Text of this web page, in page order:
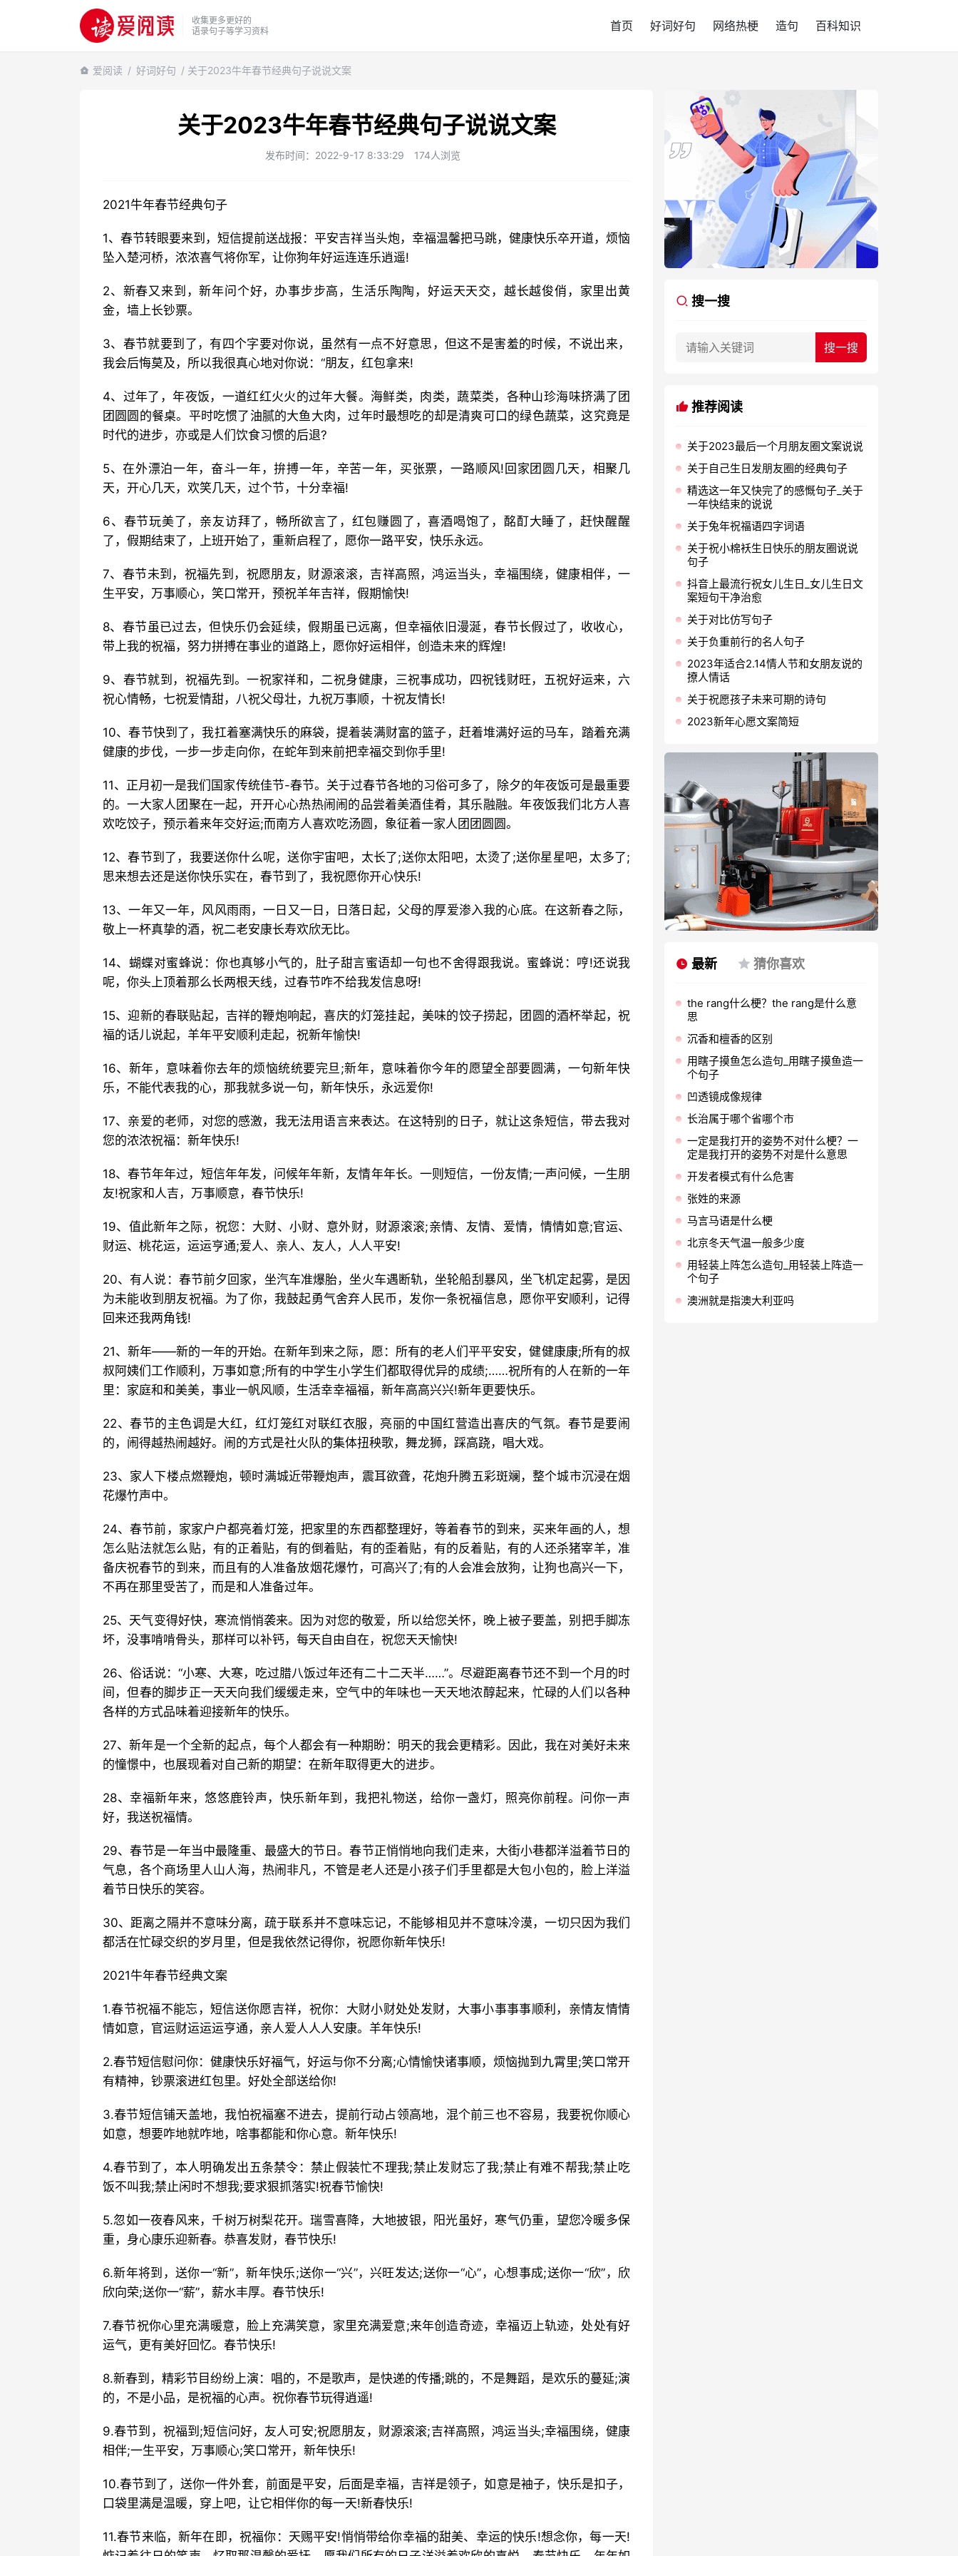
收集更多更好的
语录句子等学习资料
首页 好词好句 网络热梗 造句 百科知识
爱阅读 / 好词好句 / 关于2023牛年春节经典句子说说文案
关于2023牛年春节经典句子说说文案
发布时间：2022-9-17 8:33:29 174人浏览
2021牛年春节经典句子
1、春节转眼要来到，短信提前送战报：平安吉祥当头炮，幸福温馨把马跳，健康快乐卒开道，烦恼
坠入楚河桥，浓浓喜气将你军，让你狗年好运连连乐逍遥!
2、新春又来到，新年问个好，办事步步高，生活乐陶陶，好运天天交，越长越俊俏，家里出黄
金，墙上长钞票。
3、春节就要到了，有四个字要对你说，虽然有一点不好意思，但这不是害羞的时候，不说出来，
我会后悔莫及，所以我很真心地对你说：“朋友，红包拿来!
4、过年了，年夜饭，一道红红火火的过年大餐。海鲜类，肉类，蔬菜类，各种山珍海味挤满了团
团圆圆的餐桌。平时吃惯了油腻的大鱼大肉，过年时最想吃的却是清爽可口的绿色蔬菜，这究竟是
时代的进步，亦或是人们饮食习惯的后退?
5、在外漂泊一年，奋斗一年，拚搏一年，辛苦一年，买张票，一路顺风!回家团圆几天，相聚几
天，开心几天，欢笑几天，过个节，十分幸福!
6、春节玩美了，亲友访拜了，畅所欲言了，红包赚圆了，喜酒喝饱了，酩酊大睡了，赶快醒醒
了，假期结束了，上班开始了，重新启程了，愿你一路平安，快乐永远。
7、春节未到，祝福先到，祝愿朋友，财源滚滚，吉祥高照，鸿运当头，幸福围绕，健康相伴，一
生平安，万事顺心，笑口常开，预祝羊年吉祥，假期愉快!
8、春节虽已过去，但快乐仍会延续，假期虽已远离，但幸福依旧漫涎，春节长假过了，收收心，
带上我的祝福，努力拼搏在事业的道路上，愿你好运相伴，创造未来的辉煌!
9、春节就到，祝福先到。一祝家祥和，二祝身健康，三祝事成功，四祝钱财旺，五祝好运来，六
祝心情畅，七祝爱情甜，八祝父母壮，九祝万事顺，十祝友情长!
10、春节快到了，我扛着塞满快乐的麻袋，提着装满财富的篮子，赶着堆满好运的马车，踏着充满
健康的步伐，一步一步走向你，在蛇年到来前把幸福交到你手里!
11、正月初一是我们国家传统佳节-春节。关于过春节各地的习俗可多了，除夕的年夜饭可是最重要
的。一大家人团聚在一起，开开心心热热闹闹的品尝着美酒佳肴，其乐融融。年夜饭我们北方人喜
欢吃饺子，预示着来年交好运;而南方人喜欢吃汤圆，象征着一家人团团圆圆。
12、春节到了，我要送你什么呢，送你宇宙吧，太长了;送你太阳吧，太烫了;送你星星吧，太多了;
思来想去还是送你快乐实在，春节到了，我祝愿你开心快乐!
13、一年又一年，风风雨雨，一日又一日，日落日起，父母的厚爱渗入我的心底。在这新春之际，
敬上一杯真挚的酒，祝二老安康长寿欢欣无比。
14、蝴蝶对蜜蜂说：你也真够小气的，肚子甜言蜜语却一句也不舍得跟我说。蜜蜂说：哼!还说我
呢，你头上顶着那么长两根天线，过春节咋不给我发信息呀!
15、迎新的春联贴起，吉祥的鞭炮响起，喜庆的灯笼挂起，美味的饺子捞起，团圆的酒杯举起，祝
福的话儿说起，羊年平安顺利走起，祝新年愉快!
16、新年，意味着你去年的烦恼统统要完旦;新年，意味着你今年的愿望全部要圆满，一句新年快
乐，不能代表我的心，那我就多说一句，新年快乐，永远爱你!
17、亲爱的老师，对您的感激，我无法用语言来表达。在这特别的日子，就让这条短信，带去我对
您的浓浓祝福：新年快乐!
18、春节年年过，短信年年发，问候年年新，友情年年长。一则短信，一份友情;一声问候，一生朋
友!祝家和人吉，万事顺意，春节快乐!
19、值此新年之际，祝您：大财、小财、意外财，财源滚滚;亲情、友情、爱情，情情如意;官运、
财运、桃花运，运运亨通;爱人、亲人、友人，人人平安!
20、有人说：春节前夕回家，坐汽车准爆胎，坐火车遇断轨，坐轮船刮暴风，坐飞机定起雾，是因
为未能收到朋友祝福。为了你，我鼓起勇气舍弃人民币，发你一条祝福信息，愿你平安顺利，记得
回来还我两角钱!
21、新年——新的一年的开始。在新年到来之际，愿：所有的老人们平平安安，健健康康;所有的叔
叔阿姨们工作顺利，万事如意;所有的中学生小学生们都取得优异的成绩;……祝所有的人在新的一年
里：家庭和和美美，事业一帆风顺，生活幸幸福福，新年高高兴兴!新年更要快乐。
22、春节的主色调是大红，红灯笼红对联红衣服，亮丽的中国红营造出喜庆的气氛。春节是要闹
的，闹得越热闹越好。闹的方式是社火队的集体扭秧歌，舞龙狮，踩高跷，唱大戏。
23、家人下楼点燃鞭炮，顿时满城近带鞭炮声，震耳欲聋，花炮升腾五彩斑斓，整个城市沉浸在烟
花爆竹声中。
24、春节前，家家户户都亮着灯笼，把家里的东西都整理好，等着春节的到来，买来年画的人，想
怎么贴法就怎么贴，有的正着贴，有的倒着贴，有的歪着贴，有的反着贴，有的人还杀猪宰羊，准
备庆祝春节的到来，而且有的人准备放烟花爆竹，可高兴了;有的人会准会放狗，让狗也高兴一下，
不再在那里受苦了，而是和人准备过年。
25、天气变得好快，寒流悄悄袭来。因为对您的敬爱，所以给您关怀，晚上被子要盖，别把手脚冻
坏，没事啃啃骨头，那样可以补钙，每天自由自在，祝您天天愉快!
26、俗话说：“小寒、大寒，吃过腊八饭过年还有二十二天半……”。尽避距离春节还不到一个月的时
间，但春的脚步正一天天向我们缓缓走来，空气中的年味也一天天地浓醇起来，忙碌的人们以各种
各样的方式品味着迎接新年的快乐。
27、新年是一个全新的起点，每个人都会有一种期盼：明天的我会更精彩。因此，我在对美好未来
的憧憬中，也展现着对自己新的期望：在新年取得更大的进步。
28、幸福新年来，悠悠鹿铃声，快乐新年到，我把礼物送，给你一盏灯，照亮你前程。问你一声
好，我送祝福情。
29、春节是一年当中最隆重、最盛大的节日。春节正悄悄地向我们走来，大街小巷都洋溢着节日的
气息，各个商场里人山人海，热闹非凡，不管是老人还是小孩子们手里都是大包小包的，脸上洋溢
着节日快乐的笑容。
30、距离之隔并不意味分离，疏于联系并不意味忘记，不能够相见并不意味冷漠，一切只因为我们
都活在忙碌交织的岁月里，但是我依然记得你，祝愿你新年快乐!
2021牛年春节经典文案
1.春节祝福不能忘，短信送你愿吉祥，祝你：大财小财处处发财，大事小事事事顺利，亲情友情情
情如意，官运财运运运亨通，亲人爱人人人安康。羊年快乐!
2.春节短信慰问你：健康快乐好福气，好运与你不分离;心情愉快诸事顺，烦恼抛到九霄里;笑口常开
有精神，钞票滚进红包里。好处全部送给你!
3.春节短信铺天盖地，我怕祝福塞不进去，提前行动占领高地，混个前三也不容易，我要祝你顺心
如意，想要咋地就咋地，啥事都能和你心意。新年快乐!
4.春节到了，本人明确发出五条禁令：禁止假装忙不理我;禁止发财忘了我;禁止有难不帮我;禁止吃
饭不叫我;禁止闲时不想我;要求狠抓落实!祝春节愉快!
5.忽如一夜春风来，千树万树梨花开。瑞雪喜降，大地披银，阳光虽好，寒气仍重，望您冷暖多保
重，身心康乐迎新春。恭喜发财，春节快乐!
6.新年将到，送你一“新”，新年快乐;送你一“兴”，兴旺发达;送你一“心”，心想事成;送你一“欣”，欣
欣向荣;送你一“薪”，薪水丰厚。春节快乐!
7.春节祝你心里充满暖意，脸上充满笑意，家里充满爱意;来年创造奇迹，幸福迈上轨迹，处处有好
运气，更有美好回忆。春节快乐!
8.新春到，精彩节目纷纷上演：唱的，不是歌声，是快递的传播;跳的，不是舞蹈，是欢乐的蔓延;演
的，不是小品，是祝福的心声。祝你春节玩得逍遥!
9.春节到，祝福到;短信问好，友人可安;祝愿朋友，财源滚滚;吉祥高照，鸿运当头;幸福围绕，健康
相伴;一生平安，万事顺心;笑口常开，新年快乐!
10.春节到了，送你一件外套，前面是平安，后面是幸福，吉祥是领子，如意是袖子，快乐是扣子，
口袋里满是温暖，穿上吧，让它相伴你的每一天!新春快乐!
11.春节来临，新年在即，祝福你：天赐平安!悄悄带给你幸福的甜美、幸运的快乐!想念你，每一天!
搜一搜
推荐阅读
关于2023最后一个月朋友圈文案说说
关于自己生日发朋友圈的经典句子
精选这一年又快完了的感慨句子_关于
一年快结束的说说
关于兔年祝福语四字词语
关于祝小棉袄生日快乐的朋友圈说说
句子
抖音上最流行祝女儿生日_女儿生日文
案短句干净治愈
关于对比仿写句子
关于负重前行的名人句子
2023年适合2.14情人节和女朋友说的
撩人情话
关于祝愿孩子未来可期的诗句
2023新年心愿文案简短
最新 猜你喜欢
the rang什么梗？the rang是什么意
思
沉香和檀香的区别
用瞎子摸鱼怎么造句_用瞎子摸鱼造一
个句子
凹透镜成像规律
长治属于哪个省哪个市
一定是我打开的姿势不对什么梗？一
定是我打开的姿势不对是什么意思
开发者模式有什么危害
张姓的来源
马言马语是什么梗
北京冬天气温一般多少度
用轻装上阵怎么造句_用轻装上阵造一
个句子
澳洲就是指澳大利亚吗